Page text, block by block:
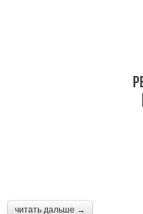
читать дальше →